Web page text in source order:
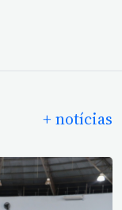
+ notícias